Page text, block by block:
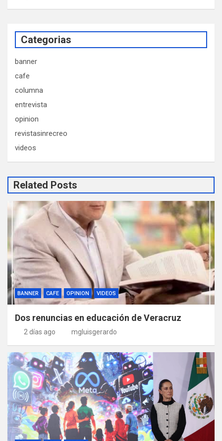
Categorias
banner
cafe
columna
entrevista
opinion
revistasinrecreo
videos
Related Posts
BANNER CAFE OPINION VIDEOS
Dos renuncias en educación de Veracruz
2 días ago mgluisgerardo